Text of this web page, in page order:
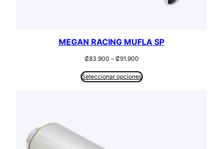
MEGAN RACING MUFLA SP
₡83.900 – ₡91.900Rango
precios:
desde
Seleccionar opciones